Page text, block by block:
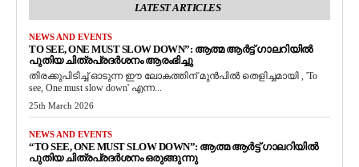
LATEST ARTICLES
NEWS AND EVENTS
TO SEE, ONE MUST SLOW DOWN”: ആത്മ ആർട്ട് ഗാലറിയിൽ
പുതിയ ചിത്രപ്രദർശനം ആരംഭിച്ചു
തിരക്കുപിടിച്ച് ഓടുന്ന ഈ ലോകത്തിന് മുൻപിൽ തെളിച്ചമായി , 'To
see, One must slow down' എന്ന...
25th March 2026
NEWS AND EVENTS
“TO SEE, ONE MUST SLOW DOWN”: ആത്മ ആർട്ട് ഗാലറിയിൽ
പുതിയ ചിത്രപ്രദർശനം ഒരുങ്ങുന്നു